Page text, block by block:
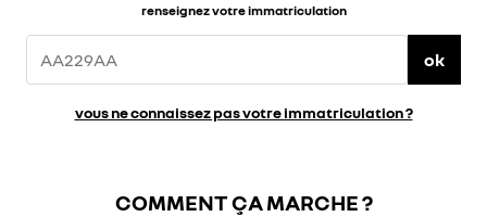
renseignez votre immatriculation
ok
vous ne connaissez pas votre immatriculation ?
COMMENT ÇA MARCHE ?